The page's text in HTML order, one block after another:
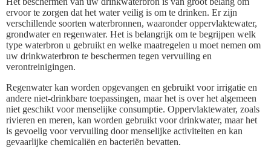
ervoor te zorgen dat het water veilig is om te drinken. Er zijn
verschillende soorten waterbronnen, waaronder oppervlaktewater,
grondwater en regenwater. Het is belangrijk om te begrijpen welk
type waterbron u gebruikt en welke maatregelen u moet nemen om
uw drinkwaterbron te beschermen tegen vervuiling en
verontreinigingen.
Regenwater kan worden opgevangen en gebruikt voor irrigatie en
andere niet-drinkbare toepassingen, maar het is over het algemeen
niet geschikt voor menselijke consumptie. Oppervlaktewater, zoals
rivieren en meren, kan worden gebruikt voor drinkwater, maar het
is gevoelig voor vervuiling door menselijke activiteiten en kan
gevaarlijke chemicaliën en bacteriën bevatten.